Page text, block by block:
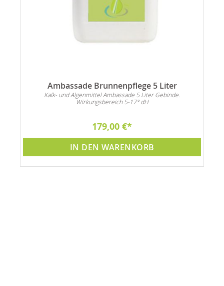
Ambassade Brunnenpflege 5 Liter
Kalk- und Algenmittel Ambassade 5 Liter Gebinde.
Wirkungsbereich 5-17° dH
179,00 €
IN DEN WARENKORB